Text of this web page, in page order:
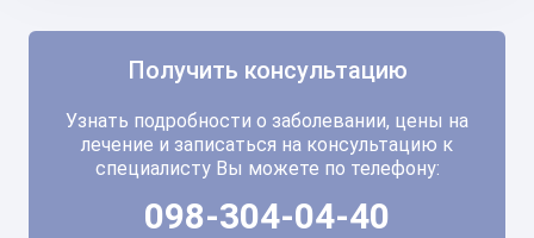
Получить консультацию
Узнать подробности о заболевании, цены на
лечение и записаться на консультацию к
специалисту Вы можете по телефону:
098-304-04-40